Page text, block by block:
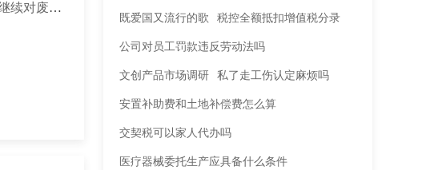
国家税务总局甘肃省税务局 最新文件 财政部 税务总局关于继续对废矿物油再生油品免征消费税的公告
既爱国又流行的歌 税控全额抵扣增值税分录
公司对员工罚款违反劳动法吗
文创产品市场调研 私了走工伤认定麻烦吗
安置补助费和土地补偿费怎么算
交契税可以家人代办吗
医疗器械委托生产应具备什么条件